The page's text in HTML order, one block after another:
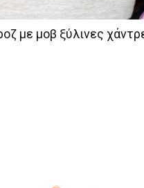
με μοβ ξύλινες